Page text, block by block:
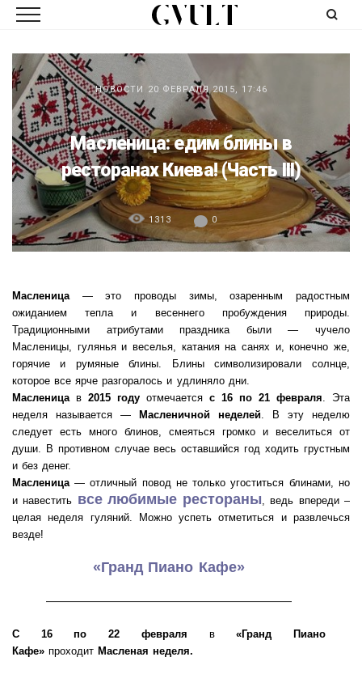
НОВОСТИ 20 ФЕВРАЛЯ 2015, 17:46
Масленица: едим блины в
ресторанах Киева! (Часть III)
1313 0
Масленица— это проводы зимы, озаренным радостным
ожиданием тепла и весеннего пробуждения природы.
Традиционными атрибутами праздника были — чучело
Масленицы, гулянья и веселья, катания на санях и, конечно же,
горячие и румяные блины. Блины символизировали солнце,
которое все ярче разгоралось и удлиняло дни.
Масленицав 2015 году отмечается с 16 по 21 февраля. Эта
неделя называется —
Масленичной неделей. В эту неделю
следует есть много блинов, смеяться громко и веселиться от
души. В противном случае весь оставшийся год ходить грустным
и без денег.
Масленица— отличный повод не только угоститься блинами, но
и навестить все любимые рестораны, ведь впереди –
целая неделя гуляний. Можно успеть отметиться и развлечься
везде!
«Гранд Пиано Кафе»
———————————————————
С 16 по 22 февраля в«Гранд Пиано
Кафе» проходит Масленая неделя.